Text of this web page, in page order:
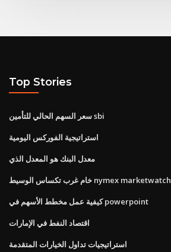
Top Stories
سعر السهم الحالي للتأمين sbi
استراتيجية الفوركس اليومية
معدل البنك هو المعدل الذي
خام غرب تكساس الوسيط nymex marketwatch
كيفية عمل مخطط الأسهم في powerpoint
اقتصاد النفط في الإمارات
استراتيجيات تداول الخيارات المتقدمة